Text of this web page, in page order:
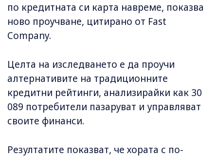
по кредитната си карта навреме, показва
ново проучване, цитирано от Fast
Company.
Целта на изследването е да проучи
алтернативите на традиционните
кредитни рейтинги, анализирайки как 30
089 потребители пазаруват и управляват
своите финанси.
Резултатите показват, че хората с по-